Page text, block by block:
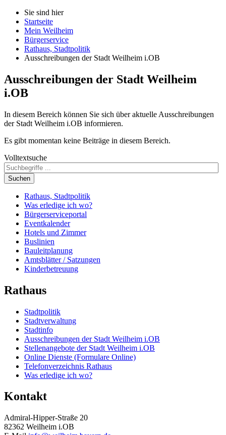
Sie sind hier
Startseite
Mein Weilheim
Bürgerservice
Rathaus, Stadtpolitik
Ausschreibungen der Stadt Weilheim i.OB
Ausschreibungen der Stadt Weilheim
i.OB
In diesem Bereich können Sie sich über aktuelle Ausschreibungen
der Stadt Weilheim i.OB informieren.
Es gibt momentan keine Beiträge in diesem Bereich.
Volltextsuche
Suchen
Rathaus, Stadtpolitik
Was erledige ich wo?
Bürgerserviceportal
Eventkalender
Hotels und Zimmer
Buslinien
Bauleitplanung
Amtsblätter / Satzungen
Kinderbetreuung
Rathaus
Stadtpolitik
Stadtverwaltung
Stadtinfo
Ausschreibungen der Stadt Weilheim i.OB
Stellenangebote der Stadt Weilheim i.OB
Online Dienste (Formulare Online)
Telefonverzeichnis Rathaus
Was erledige ich wo?
Kontakt
Admiral-Hipper-Straße 20
82362 Weilheim i.OB